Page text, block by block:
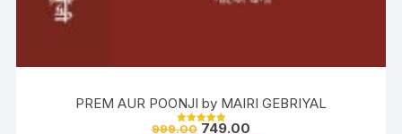
PREM AUR POONJI by MAIRI GEBRIYAL
Rated
999.00 749.00